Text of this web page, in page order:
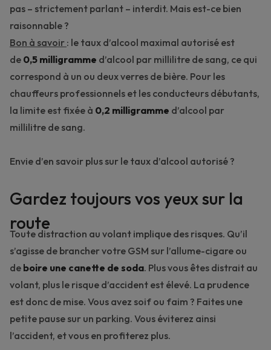
pas – strictement parlant – interdit. Mais est-ce bien
raisonnable ?
Bon à savoir : le taux d’alcool maximal autorisé est
de 0,5 milligramme d’alcool par millilitre de sang, ce qui
correspond à un ou deux verres de bière. Pour les
chauffeurs professionnels et les conducteurs débutants,
la limite est fixée à 0,2 milligramme d’alcool par
millilitre de sang.
Envie d’en savoir plus sur le taux d’alcool autorisé ?
Gardez toujours vos yeux sur la
route
Toute distraction au volant implique des risques. Qu’il
s’agisse de brancher votre GSM sur l’allume-cigare ou
de boire une canette de soda. Plus vous êtes distrait au
volant, plus le risque d’accident est élevé. La prudence
est donc de mise. Vous avez soif ou faim ? Faites une
petite pause sur un parking. Vous éviterez ainsi
l’accident, et vous en profiterez plus.